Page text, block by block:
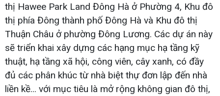
thị Hawee Park Land Đông Hà ở Phường 4, Khu đô
thị phía Đông thành phố Đông Hà và Khu đô thị
Thuận Châu ở phường Đông Lương. Các dự án này
sẽ triển khai xây dựng các hạng mục hạ tầng kỹ
thuật, hạ tầng xã hội, công viên, cây xanh, có đầy
đủ các phân khúc từ nhà biệt thự đơn lập đến nhà
liền kề... với mục tiêu là mở rộng không gian đô thị,